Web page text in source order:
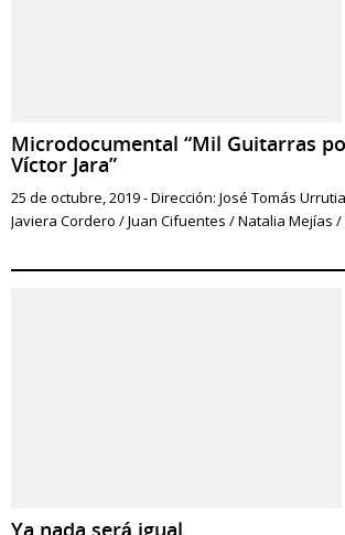
Microdocumental “Mil Guitarras
Víctor Jara”
25 de octubre, 2019 - Dirección: José Tomás
Javiera Cordero / Juan Cifuentes / Natalia Mejías /
Ya nada será igual